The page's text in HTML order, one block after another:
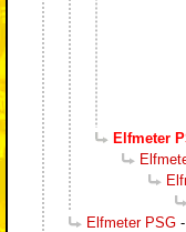
Elfmeter
Elfmeter PSG -